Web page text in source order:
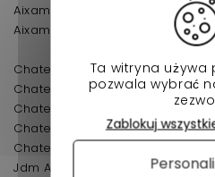
Aixam Mega
Aixam Coupé
Chatenet CH26
Chatenet CH28
Chatenet CH30
Chatenet CH32
Chatenet Sporteevo
Jdm Abaca
Ta witryna używa
pozwala wybrać
Zablokuj